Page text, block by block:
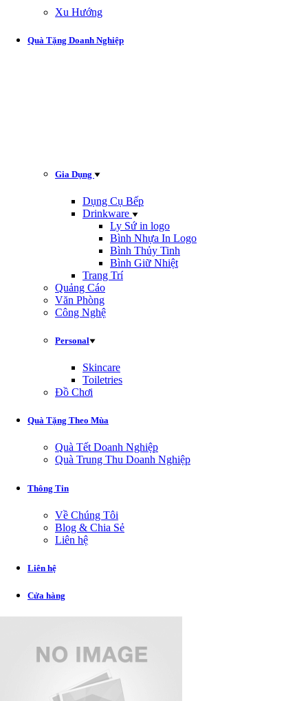
Xu Hướng
Quà Tặng Doanh Nghiệp
Gia Dụng
Dụng Cụ Bếp
Drinkware
Ly Sứ in logo
Bình Nhựa In Logo
Bình Thủy Tinh
Bình Giữ Nhiệt
Trang Trí
Quảng Cáo
Văn Phòng
Công Nghệ
Personal
Skincare
Toiletries
Đồ Chơi
Quà Tặng Theo Mùa
Quà Tết Doanh Nghiệp
Quà Trung Thu Doanh Nghiệp
Thông Tin
Về Chúng Tôi
Blog & Chia Sẻ
Liên hệ
Liên hệ
Cửa hàng